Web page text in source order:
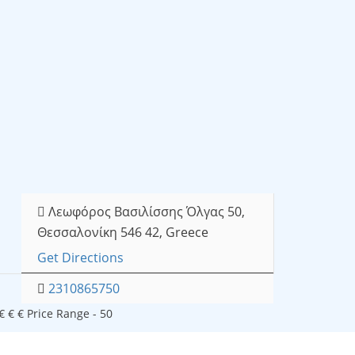
Λεωφόρος Βασιλίσσης Όλγας 50,
Θεσσαλονίκη 546 42, Greece
Get Directions
2310865750
€ € Price Range - 50